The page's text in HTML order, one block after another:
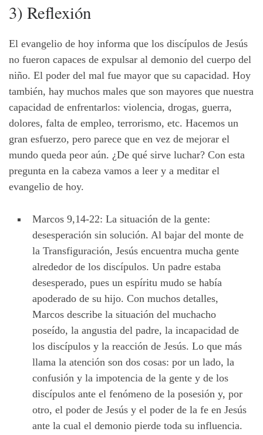
3) Reflexión
El evangelio de hoy informa que los discípulos de Jesús
no fueron capaces de expulsar al demonio del cuerpo del
niño. El poder del mal fue mayor que su capacidad. Hoy
también, hay muchos males que son mayores que nuestra
capacidad de enfrentarlos: violencia, drogas, guerra,
dolores, falta de empleo, terrorismo, etc. Hacemos un
gran esfuerzo, pero parece que en vez de mejorar el
mundo queda peor aún. ¿De qué sirve luchar? Con esta
pregunta en la cabeza vamos a leer y a meditar el
evangelio de hoy.
Marcos 9,14-22: La situación de la gente:
desesperación sin solución. Al bajar del monte de
la Transfiguración, Jesús encuentra mucha gente
alrededor de los discípulos. Un padre estaba
desesperado, pues un espíritu mudo se había
apoderado de su hijo. Con muchos detalles,
Marcos describe la situación del muchacho
poseído, la angustia del padre, la incapacidad de
los discípulos y la reacción de Jesús. Lo que más
llama la atención son dos cosas: por un lado, la
confusión y la impotencia de la gente y de los
discípulos ante el fenómeno de la posesión y, por
otro, el poder de Jesús y el poder de la fe en Jesús
ante la cual el demonio pierde toda su influencia.